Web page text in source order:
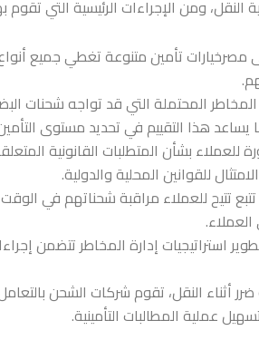
النقل، ومن الإجراءات الرئيسية التي
تأمين متنوعة تغطي جميع أنواع
المحتملة التي قد تواجه شحنات
يساعد هذا التقييم في تحديد مستوى
بشأن المتطلبات القانونية
للقوانين المحلية والدولية.
تتيح للعملاء مراقبة شحناتهم في
استراتيجيات إدارة المخاطر تتضمن
أثناء النقل، تقوم شركات الشحن
عملية المطالبات التأمينية.